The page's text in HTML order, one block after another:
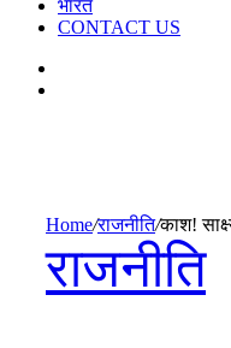
भारत
CONTACT US
Home/राजनीति/काश!
राजनीति